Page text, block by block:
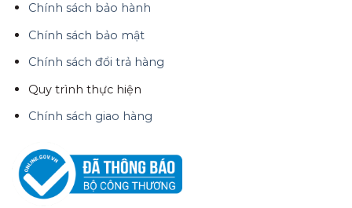
Chính sách bảo hành
Chính sách bảo mật
Chính sách đổi trả hàng
Quy trình thực hiện
Chính sách giao hàng